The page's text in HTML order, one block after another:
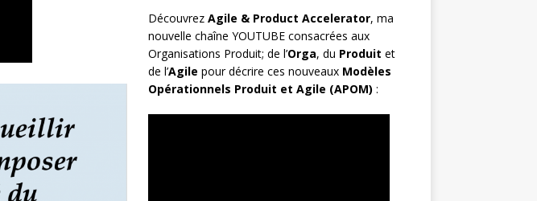
Découvrez Agile & Product Accelerator, ma
nouvelle chaîne YOUTUBE consacrées aux
Organisations Produit; de l’Orga, du Produit et
de l’Agile pour décrire ces nouveaux Modèles
Opérationnels Produit et Agile (APOM) :